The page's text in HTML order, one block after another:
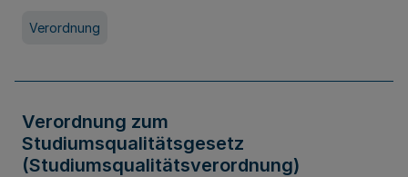
Verordnung
Verordnung zum
Studiumsqualitätsgesetz
(Studiumsqualitätsverordnung)